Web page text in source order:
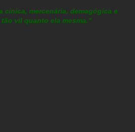
cínica, mercenária, demagógica e
vil quanto ela mesma."